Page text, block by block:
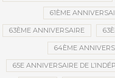
61ÈME
63ÈME ANNIVERSAIRE
64ÈME
65E ANNIVERSAIRE DE